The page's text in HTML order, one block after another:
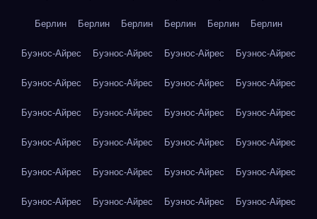
Берлин Берлин Берлин Берлин Берлин Берлин
Буэнос-Айрес Буэнос-Айрес Буэнос-Айрес Буэнос-Айрес
Буэнос-Айрес Буэнос-Айрес Буэнос-Айрес Буэнос-Айрес
Буэнос-Айрес Буэнос-Айрес Буэнос-Айрес Буэнос-Айрес
Буэнос-Айрес Буэнос-Айрес Буэнос-Айрес Буэнос-Айрес
Буэнос-Айрес Буэнос-Айрес Буэнос-Айрес Буэнос-Айрес
Буэнос-Айрес Буэнос-Айрес Буэнос-Айрес Буэнос-Айрес